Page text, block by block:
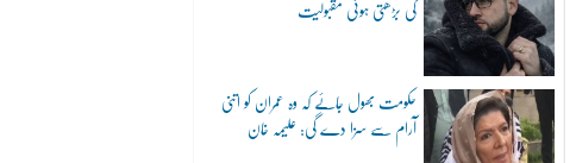
کی بڑھتی ہوئی مقبولیت
حکومت بھول جائے کہ وہ عمران کو اتنی
آرام سے سزا دے گی: علیمہ خان